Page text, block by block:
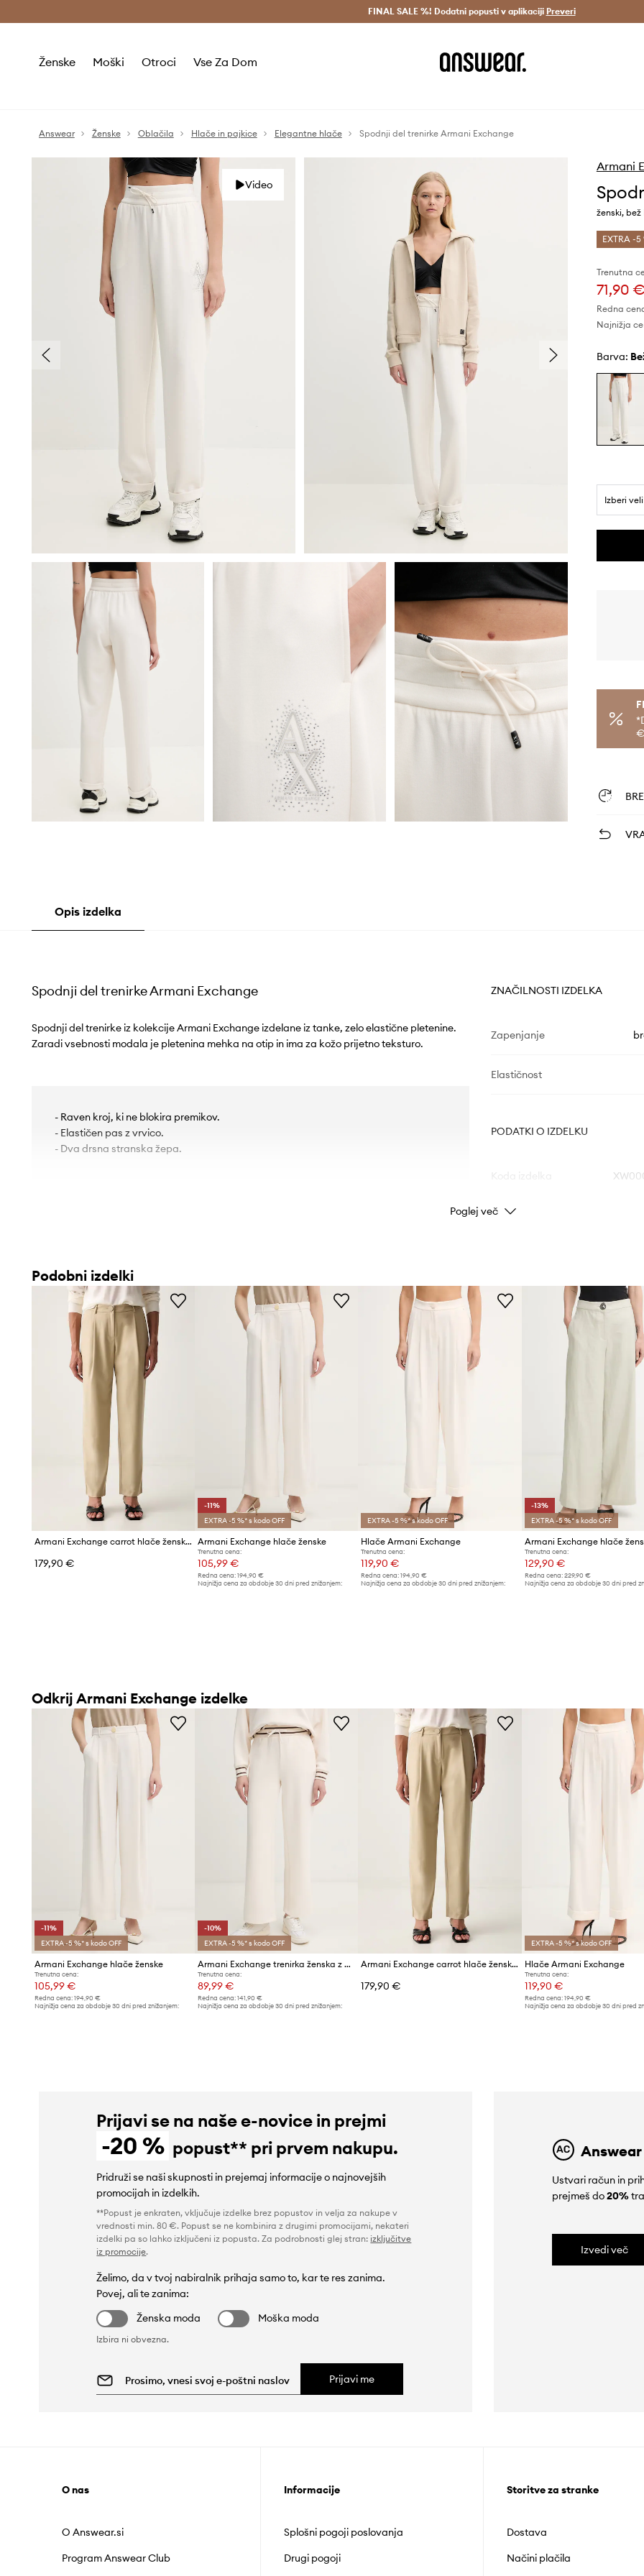
Dostava v 3 dneh > Prihrani z vpisom v Answear Club >
FINAL SALE %! Dodatni popusti v aplikaciji Preveri
Ženske Moški Otroci Vse Za Dom
Answear Ženske Oblačila Hlače in pajkice Elegantne hlače Spodnji del trenirke Armani Exchange
Video
Armani
ženski, bež
EXTRA -
Trenutna
71,90
Redna
Najnižja
Barva:
Izberi
Opis izdelka
Spodnji del trenirke Armani Exchange
Spodnji del trenirke iz kolekcije Armani Exchange izdelane iz tanke, zelo elastične pletenine.
Zaradi vsebnosti modala je pletenina mehka na otip in ima za kožo prijetno teksturo.
- Raven kroj, ki ne blokira premikov.
- Elastičen pas z vrvico.
- Dva drsna stranska žepa.
ZNAČILNOSTI IZDELKA
Zapenjanje
Elastičnost
PODATKI O IZDELKU
Barva
Proizvajalec
Poglej več
Podobni izdelki
Armani Exchange carrot hlače ženske
179,90 €
-11%
EXTRA -5 %* s kodo OFF
Armani Exchange hlače ženske
Trenutna cena:
105,99 €
Redna cena:194,90 €
Najnižja cena za obdobje 30 dni pred znižanjem:
EXTRA -5 %* s kodo OFF
Hlače Armani Exchange
Trenutna cena:
119,90 €
Redna cena: 194,90 €
Najnižja cena za obdobje 30 dni pred znižanjem:
-13%
EXTRA -5 %* s kodo OFF
Trenutna cena:
129,90 €
Redna cena: 229,90 €
Najnižja cena za obdobje 30 dni pred
Odkrij Armani Exchange izdelke
-11%
EXTRA -5 %* s kodo OFF
Armani Exchange hlače ženske
Trenutna cena:
105,99 €
Redna cena: 194,90 €
Najnižja cena za obdobje 30 dni pred znižanjem:
-10%
EXTRA -5 %* s kodo OFF
Armani Exchange trenirka ženska z viskozo
Trenutna cena:
89,99 €
Redna cena:141,90 €
Najnižja cena za obdobje 30 dni pred znižanjem:
Armani Exchange carrot hlače ženske
179,90 €
EXTRA -5 %* s kodo OFF
Hlače Armani Exchange
Trenutna cena:
119,90 €
Redna cena: 194,90 €
Najnižja cena za obdobje 30 dni pred
Prijavi se na naše e-novice in prejmi
-20 % popust** pri prvem nakupu.
Pridruži se naši skupnosti in prejemaj informacije o najnovejših
promocijah in izdelkih.
**Popust je enkraten, vključuje izdelke brez popustov in velja za nakupe v
vrednosti min. 80 €. Popust se ne kombinira z drugimi promocijami, nekateri
izdelki pa so lahko izključeni iz popusta. Za podrobnosti glej stran: izključitve
iz promocije.
Želimo, da v tvoj nabiralnik prihaja samo to, kar te res zanima.
Povej, ali te zanima:
Ženska moda
Moška moda
Izbira ni obvezna.
Prijavi me
Ustvari račun in
prejmeš do20%
Izvedi več
O nas
O Answear.si
Program Answear Club
Informacije
Splošni pogoji poslovanja
Drugi pogoji
Storitve za stranke
Dostava
Načini plačila